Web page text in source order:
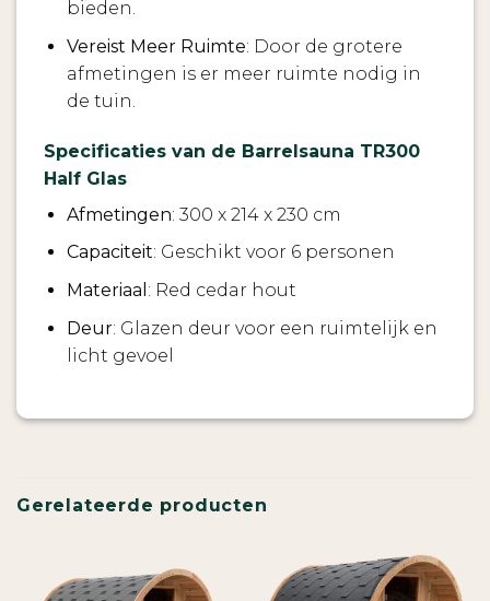
bieden.
Vereist Meer Ruimte: Door de grotere
afmetingen is er meer ruimte nodig in
de tuin.
Specificaties van de Barrelsauna TR300
Half Glas
Afmetingen: 300 x 214 x 230 cm
Capaciteit: Geschikt voor 6 personen
Materiaal : Red cedar hout
Deur: Glazen deur voor een ruimtelijk en
licht gevoel
Gerelateerde producten